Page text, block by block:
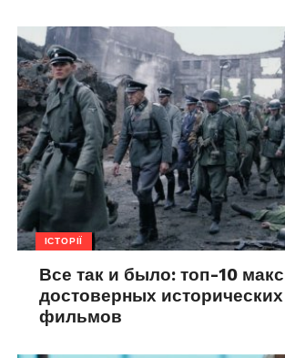
ІСТОРІЇ
Все так и было: топ-10
достоверных исторических
фильмов